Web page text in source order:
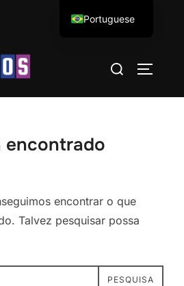
Pesquisar
encontrado
encontrar o que
Talvez pesquisar possa
PESQUISA
Portuguese